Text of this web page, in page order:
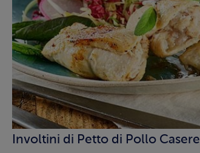
Involtini di Petto di Pollo